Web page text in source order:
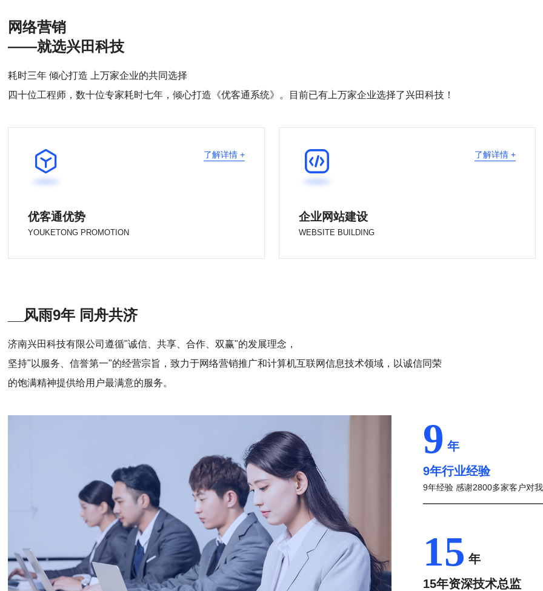
网络营销
——就选兴田科技
耗时三年 倾心打造 上万家企业的共同选择
四十位工程师，数十位专家耗时七年，倾心打造《优客通系统》。目前已有上万家企业选择了兴田科技！

优客通优势
YOUKETONG PROMOTION
了解详情 + 
企业网站建设
WEBSITE BUILDING
了解详情 +
__风雨9年 同舟共济
济南兴田科技有限公司遵循"诚信、共享、合作、双赢"的发展理念，
坚持"以服务、信誉第一"的经营宗旨，致力于网络营销推广和计算机互联网信息技术领域，以诚信同荣
的饱满精神提供给用户最满意的服务。
9 年
9年行业经验
9年经验 感谢2800多家客户对
15 年
15年资深技术总监